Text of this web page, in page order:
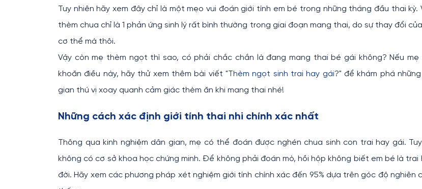
Tuy nhiên hãy xem đây chỉ là một mẹo vui đoán giới tính em bé trong những tháng đầu thai kỳ.
thèm chua chỉ là 1 phản ứng sinh lý rất bình thường trong giai đoạn mang thai, do sự thay đổi
cơ thể mà thôi.
Vậy còn mẹ thèm ngọt thì sao, có phải chắc chắn là đang mang thai bé gái không? Nếu mẹ
khoăn điều này, hãy thử xem thêm bài viết "Thèm ngọt sinh trai hay gái?" để khám phá
gian thú vị xoay quanh cảm giác thèm ăn khi mang thai nhé!
Những cách xác định giới tính thai nhi chính xác nhất
Thông qua kinh nghiệm dân gian, mẹ có thể đoán được nghén chua sinh con trai hay gái.
không có cơ sở khoa học chứng minh. Để không phải đoán mò, hồi hộp không biết em bé là trai
đời. Hãy xem các phương pháp xét nghiệm giới tính chính xác đến 95% dựa trên góc độ nghiên